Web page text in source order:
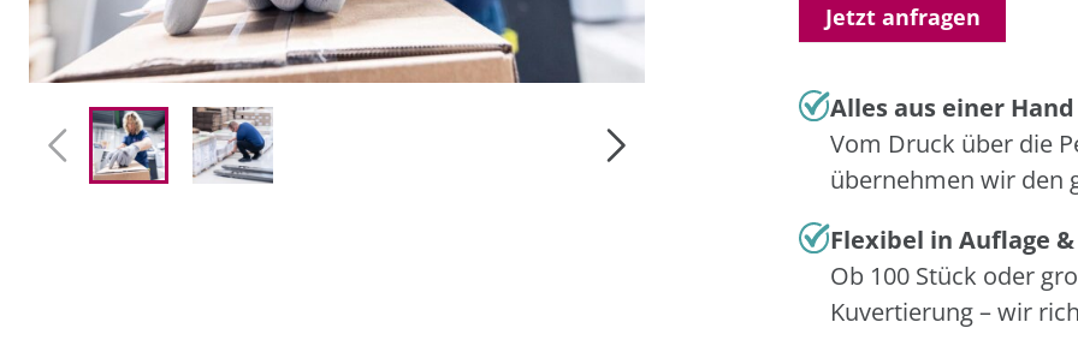
Jetzt anfragen
Alles aus einer Hand
Vom Druck über die
übernehmen wir den
Flexibel in Auflage
Ob 100 Stück oder
Kuvertierung – wir